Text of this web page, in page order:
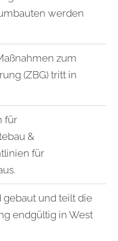
werden
zum
(ZBG) tritt in
für
&
für
und teilt die
endgültig in West